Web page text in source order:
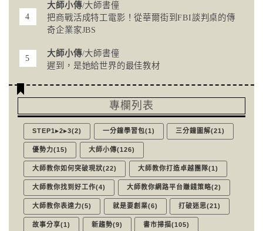
大師小傳/大師書僮
把商戰活成特工電影！從華爾街到FBI談判桌的傳
奇企業家JBS
大師小傳/大師書僮
遲到，是她給世界的最佳教材
專欄列表
STEP1▸2▸3(2) 一分鐘學習包(1) 三分鐘圖解(21)
優勢力(15) 大師小傳(126)
大師教你如何突破現狀(22) 大師教你打造卓越團隊(1)
大師教你找到好工作(4) 大師教你網路平台賺錢策略(2)
大師教你表達力(5) 就是要創業(6) 打破迷思(21)
故事分享(1) 新趨勢(9) 書市掃描(105)